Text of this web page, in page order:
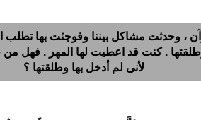
، وحدثت مشاكل بيننا وفوجئت بها تطلب
. كنت قد اعطيت لها المهر . فهل من
لأنى لم أدخل بها وطلقتها ؟